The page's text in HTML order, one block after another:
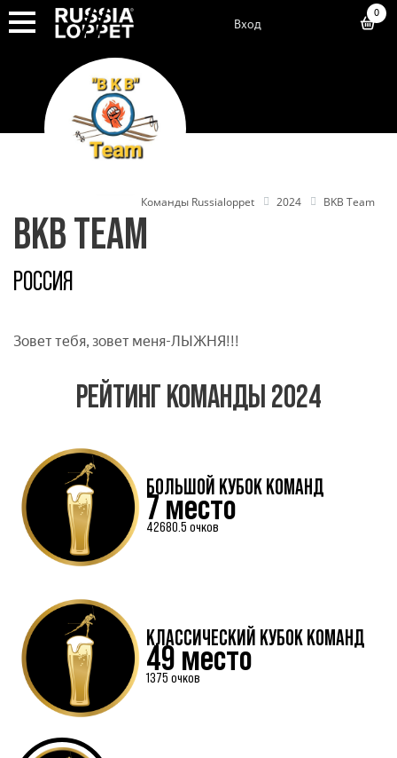
Вход
0
Команды Russialoppet 2024 BKB Team
BKB TEAM
РОССИЯ
Зовет тебя, зовет меня-ЛЫЖНЯ!!!
РЕЙТИНГ КОМАНДЫ 2024
БОЛЬШОЙ КУБОК КОМАНД
7 место
42680.5 очков
КЛАССИЧЕСКИЙ КУБОК КОМАНД
49 место
1375 очков